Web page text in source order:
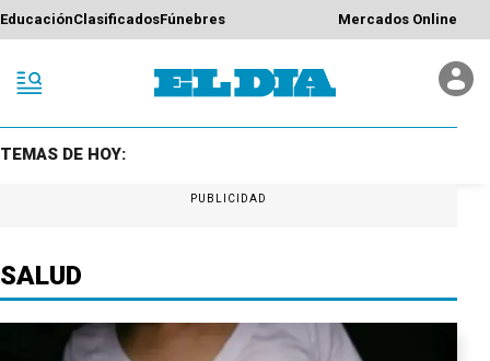
EducaciónClasificadosFúnebres Mercados Online
TEMAS DE HOY:
PUBLICIDAD
SALUD